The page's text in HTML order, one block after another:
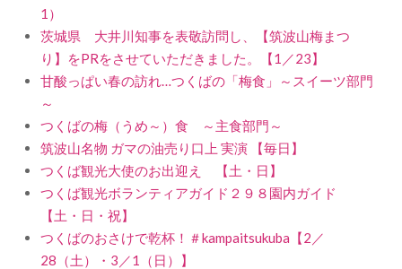
1）
茨城県 大井川知事を表敬訪問し、【筑波山梅まつ
り】をPRをさせていただきました。【1／23】
甘酸っぱい春の訪れ…つくばの「梅食」～スイーツ部門
～
つくばの梅（うめ～）食 ～主食部門～
筑波山名物 ガマの油売り口上 実演 【毎日】
つくば観光大使のお出迎え 【土・日】
つくば観光ボランティアガイド２９８園内ガイド
【土・日・祝】
つくばのおさけで乾杯！＃kampaitsukuba【2／
28（土）・3／1（日）】